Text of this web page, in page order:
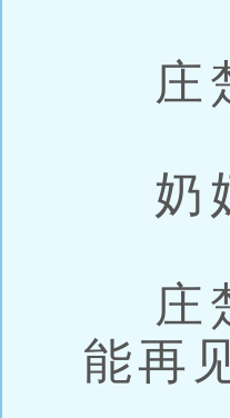
庄
奶
庄
能再